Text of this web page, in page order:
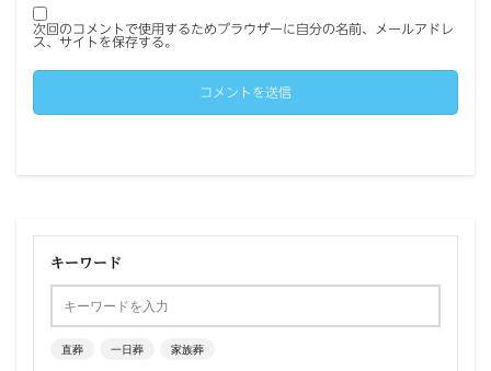
次回のコメントで使用するためブラウザーに自分の名前、メールアドレ
ス、サイトを保存する。
キーワード
直葬 一日葬 家族葬